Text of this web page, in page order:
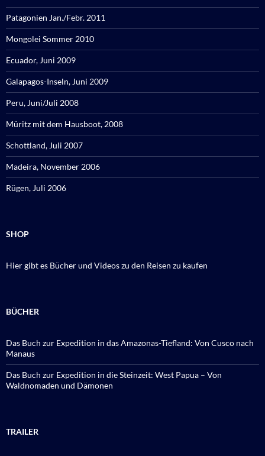
Patagonien Jan./Febr. 2011
Mongolei Sommer 2010
Ecuador, Juni 2009
Galapagos-Inseln, Juni 2009
Peru, Juni/Juli 2008
Müritz mit dem Hausboot, 2008
Schottland, Juli 2007
Madeira, November 2006
Rügen, Juli 2006
SHOP
Hier gibt es Bücher und Videos zu den Reisen zu kaufen
BÜCHER
Das Buch zur Expedition in das Amazonas-Tiefland: Von Cusco nach
Manaus
Das Buch zur Expedition in die Steinzeit: West Papua – Von
Waldnomaden und Dämonen
TRAILER